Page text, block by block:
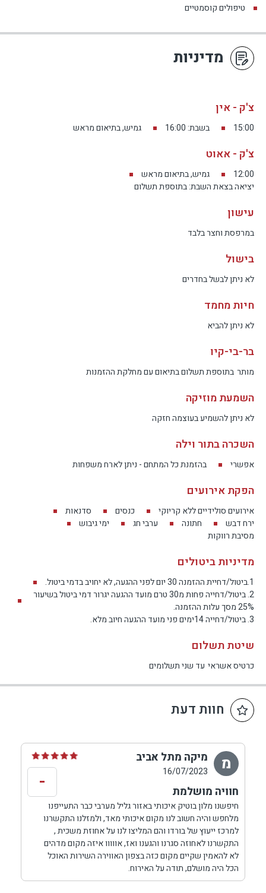
טיפולים קוסמטיים
מדיניות
צ'ק - אין
15:00 בשבת: 16:00 גמיש, בתיאום מראש
צ'ק - אאוט
12:00
גמיש, בתיאום מראש
יציאה בצאת השבת: בתוספת תשלום
עישון
במרפסת וחצר בלבד
בישול
לא ניתן לבשל בחדרים
חיות מחמד
לא ניתן להביא
בר-בי-קיו
מותר בתוספת תשלום בתיאום עם מחלקת ההזמנות
השמעת מוזיקה
לא ניתן להשמיע בעוצמה חזקה
השכרה בתור וילה
אפשרי בהזמנת כל המתחם - ניתן לארח משפחות
הפקת אירועים
אירועים סולידיים ללא קריוקי כנסים
סדנאות
ירח דבש
חתונה ערבי חג
ימי גיבוש
מסיבת רווקות
מדיניות ביטולים
1.ביטול/דחיית ההזמנה 30 יום לפני ההגעה, לא יחויב בדמי ביטול.
2. ביטול/דחייה פחות מ30 טרם מועד ההגעה יגרור דמי ביטול בשיעור
25% מסך עלות ההזמנה.
3. ביטול/דחייה 14ימים פני מועד ההגעה חיוב מלא.
שיטת תשלום
כרטיס אשראי עד שני תשלומים
חוות דעת
מ מיקה מתל אביב
16/07/2023
חוויה מושלמת
חיפשנו מלון בוטיק איכותי באזור גליל מערבי כבר התעייפנו
מלחפש והיה חשוב לנו מקום איכותי מאד, ולמזלנו התקשרנו
למרכז ייעוץ של בורדו והם המליצו לנו על אחוזת משכית ,
התקשרנו לאחוזה סגרנו והגענו ואז, אווווו איזה מקום מדהים
לא להאמין שקיים מקום כזה בצפון האווירה השירות האוכל
הכל היה מושלם, תודה על האירוח.
-